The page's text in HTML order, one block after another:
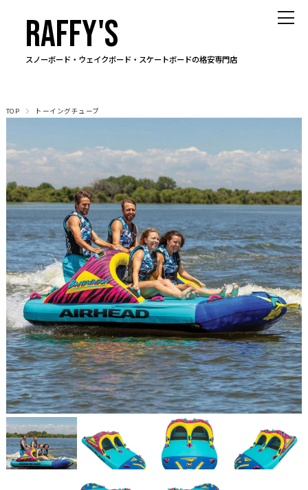
スノーボード・ウェイクボード・スケートボードの格安専門店
RAFFY'S
TOP トーイングチューブ